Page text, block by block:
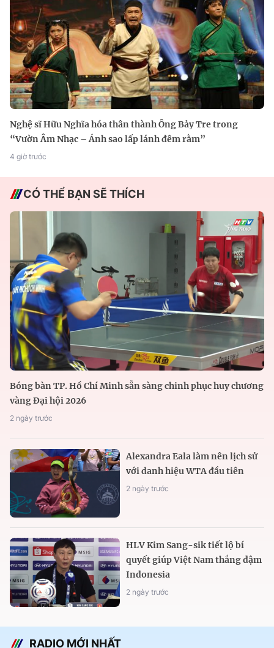
Nghệ sĩ Hữu Nghĩa hóa thân thành Ông Bảy Tre trong
“Vườn Âm Nhạc – Ánh sao lấp lánh đêm rằm”
4 giờ trước
CÓ THỂ BẠN SẼ THÍCH
Bóng bàn TP. Hồ Chí Minh sẵn sàng chinh phục huy chương
vàng Đại hội 2026
2 ngày trước
Alexandra Eala làm nên lịch sử
với danh hiệu WTA đầu tiên
2 ngày trước
HLV Kim Sang-sik tiết lộ bí
quyết giúp Việt Nam thắng đậm
Indonesia
2 ngày trước
RADIO MỚI NHẤT